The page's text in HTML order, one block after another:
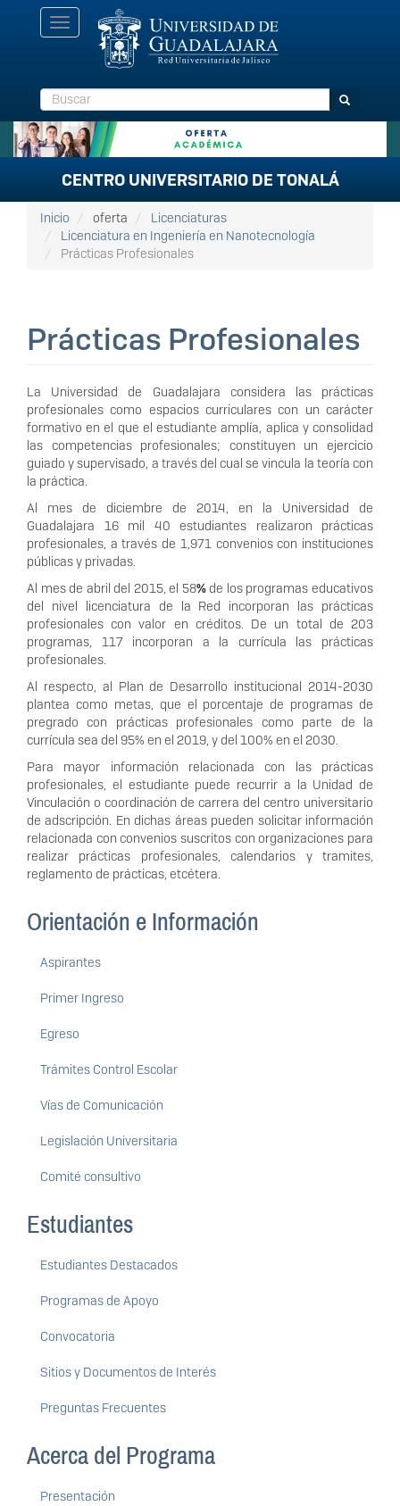
Toggle
navigation
Buscar Buscar
CENTRO UNIVERSITARIO DE TONALÁ
Inicio oferta
Licenciaturas
Licenciatura en Ingeniería en Nanotecnología
Prácticas Profesionales
Prácticas Profesionales
La Universidad de Guadalajara considera las prácticas
profesionales como espacios curriculares con un carácter
formativo en el que el estudiante amplía, aplica y consolidad
las competencias profesionales; constituyen un ejercicio
guiado y supervisado, a través del cual se vincula la teoría con
la práctica.
Al mes de diciembre de 2014, en la Universidad de
Guadalajara 16 mil 40 estudiantes realizaron prácticas
profesionales, a través de 1,971 convenios con instituciones
públicas y privadas.
Al mes de abril del 2015, el 58%de los programas educativos
del nivel licenciatura de la Red incorporan las prácticas
profesionales con valor en créditos. De un total de 203
programas, 117 incorporan a la currícula las prácticas
profesionales.
Al respecto, al Plan de Desarrollo institucional 2014-2030
plantea como metas, que el porcentaje de programas de
pregrado con prácticas profesionales como parte de la
currícula sea del 95% en el 2019, y del 100% en el 2030.
Para mayor información relacionada con las prácticas
profesionales, el estudiante puede recurrir a la Unidad de
Vinculación o coordinación de carrera del centro universitario
de adscripción. En dichas áreas pueden solicitar información
relacionada con convenios suscritos con organizaciones para
realizar prácticas profesionales, calendarios y tramites,
reglamento de prácticas, etcétera.
Orientación e Información
Aspirantes
Primer Ingreso
Egreso
Trámites Control Escolar
Vías de Comunicación
Legislación Universitaria
Comité consultivo
Estudiantes
Estudiantes Destacados
Programas de Apoyo
Convocatoria
Sitios y Documentos de Interés
Preguntas Frecuentes
Acerca del Programa
Presentación